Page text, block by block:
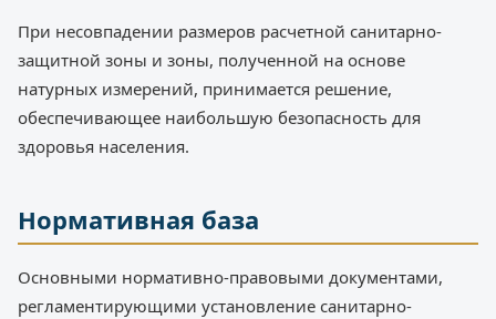
При несовпадении размеров расчетной санитарно-
защитной зоны и зоны, полученной на основе
натурных измерений, принимается решение,
обеспечивающее наибольшую безопасность для
здоровья населения.
Нормативная база
Основными нормативно-правовыми документами,
регламентирующими установление санитарно-